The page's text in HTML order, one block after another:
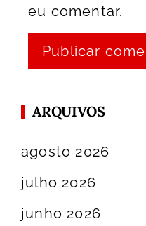
eu comentar.
ARQUIVOS
agosto 2026
julho 2026
junho 2026